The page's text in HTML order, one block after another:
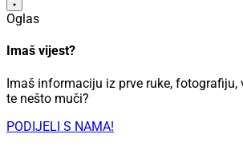
Oglas
Imaš vijest?
Imaš informaciju iz prve ruke, fotografiju,
te nešto muči?
PODIJELI S NAMA!